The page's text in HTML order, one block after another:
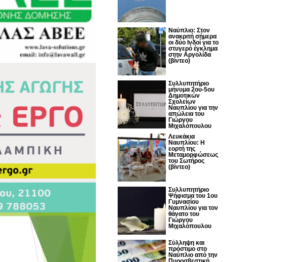
Nαύπλιο: Στον
ανακριτή σήμερα
οι δύο Ινδοί για το
στυγερό έγκλημα
στην Αργολίδα
(βίντεο)
Συλλυπητήριο
μήνυμα 2ου-5ου
Δημοτικών
Σχολείων
Ναυπλίου για την
απώλεια του
Γιώργου
Μιχαλόπουλου
Λευκάκια
Ναυπλίου: Η
εορτή της
Μεταμορφώσεως
του Σωτήρος
(βίντεο)
Συλλυπητήριο
Ψήφισμα του 1ου
Γυμνασίου
Ναυπλίου για τον
θάνατο του
Γιώργου
Μιχαλόπουλου
Σύλληψη και
πρόστιμο στο
Ναύπλιο από την